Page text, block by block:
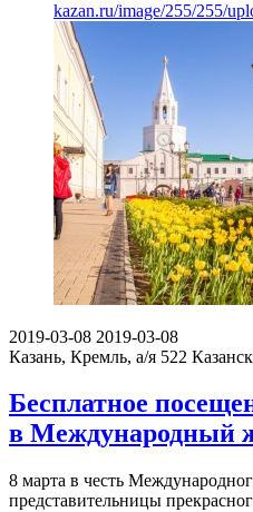
kazan.ru/image/255/255/
2019-03-08 2019-03-08
Казань, Кремль, а/я 522
Бесплатное
в Международный
8 марта в честь
представительницы